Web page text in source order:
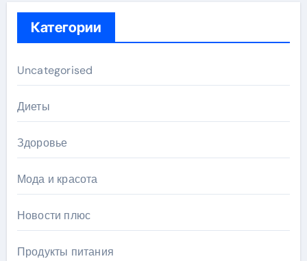
Категории
Uncategorised
Диеты
Здоровье
Мода и красота
Новости плюс
Продукты питания